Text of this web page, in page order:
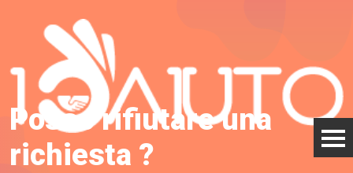
Posso rifiutare una
richiesta ?